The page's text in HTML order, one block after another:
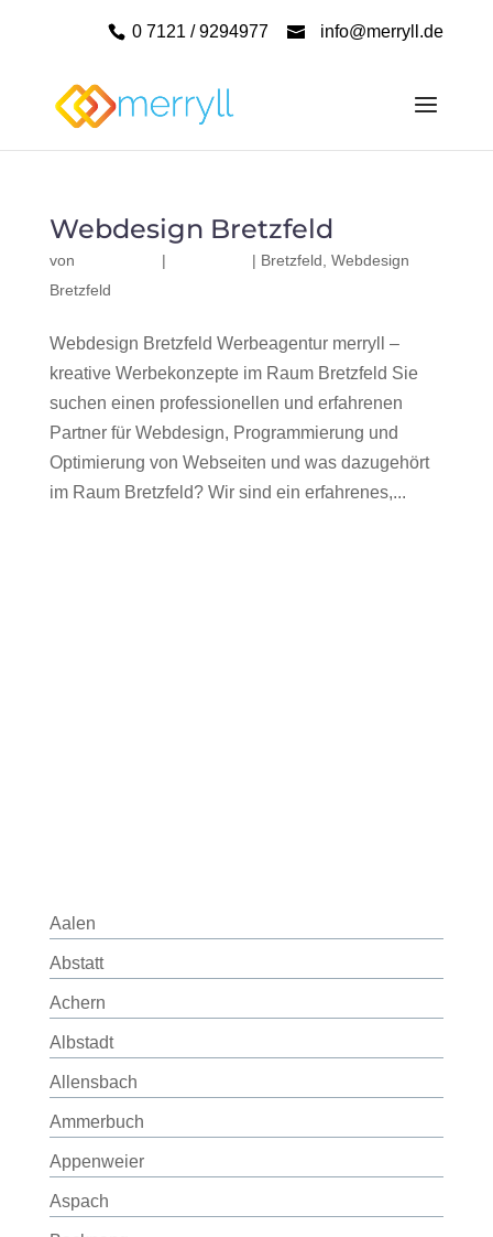
0 7121 / 9294977 info@merryll.de
Webdesign Bretzfeld
von | | Bretzfeld Webdesign
Bretzfeld
Webdesign Bretzfeld Werbeagentur merryll –
kreative Werbekonzepte im Raum Bretzfeld Sie
suchen einen professionellen und erfahrenen
Partner für Webdesign, Programmierung und
Optimierung von Webseiten und was dazugehört
im Raum Bretzfeld? Wir sind ein erfahrenes,...
Aalen
Abstatt
Achern
Albstadt
Allensbach
Ammerbuch
Appenweier
Aspach